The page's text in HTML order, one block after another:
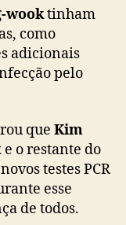
o
(
D
r
p
i
n
)
ã
wooktinham
como
adicionais
pelo
que Kim
e o restante do
testes PCR
esse
de todos.